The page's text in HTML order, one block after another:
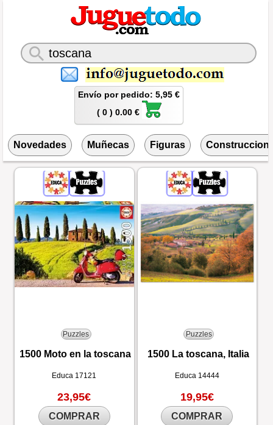
Envío por pedido: 5,95 €
( 0 ) 0.00 €
Novedades Muñecas Figuras
Puzzles
1500 Moto en la toscana
Educa 17121
23,95€
COMPRAR
Puzzles
1500 La toscana, Italia
Educa 14444
19,95€
COMPRAR